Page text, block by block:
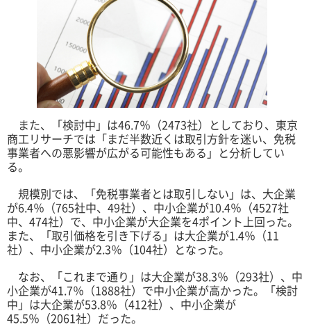
また、「検討中」は46.7％（2473社）としており、東京
商工リサーチでは「まだ半数近くは取引方針を迷い、免税
事業者への悪影響が広がる可能性もある」と分析してい
る。
規模別では、「免税事業者とは取引しない」は、大企業
が6.4％（765社中、49社）、中小企業が10.4％（4527社
中、474社）で、中小企業が大企業を4ポイント上回った。
また、「取引価格を引き下げる」は大企業が1.4％（11
社）、中小企業が2.3％（104社）となった。
なお、「これまで通り」は大企業が38.3％（293社）、中
小企業が41.7％（1888社）で中小企業が高かった。「検討
中」は大企業が53.8％（412社）、中小企業が
45.5％（2061社）だった。